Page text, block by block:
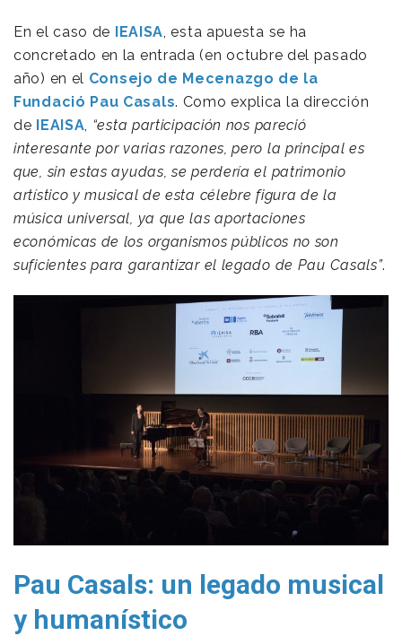
En el caso de IEAISA, esta apuesta se ha
concretado en la entrada (en octubre del pasado
año) en el Consejo de Mecenazgo de la
Fundació Pau Casals. Como explica la dirección
de IEAISA, “esta participación nos pareció
interesante por varias razones, pero la principal es
que, sin estas ayudas, se perdería el patrimonio
artístico y musical de esta célebre figura de la
música universal, ya que las aportaciones
económicas de los organismos públicos no son
suficientes para garantizar el legado de Pau Casals”.
Pau Casals: un legado musical
y humanístico